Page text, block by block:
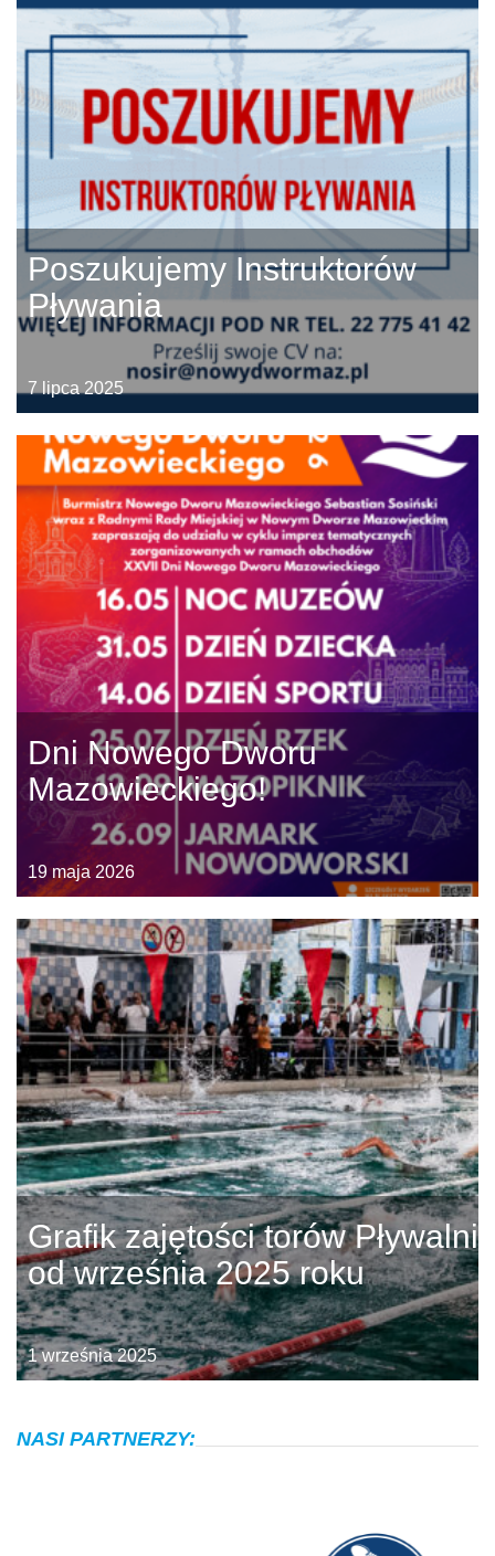
Poszukujemy Instruktorów
Pływania
7 lipca 2025
Dni Nowego Dworu
Mazowieckiego!
19 maja 2026
Grafik zajętości torów Pływalni
od września 2025 roku
1 września 2025
NASI PARTNERZY: